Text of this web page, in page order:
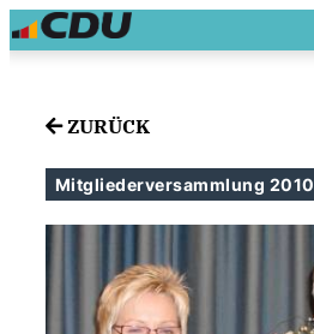
ZURÜCK
Mitgliederversammlung 2010